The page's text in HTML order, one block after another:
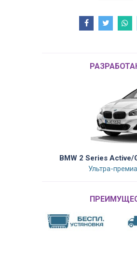
BMW 2 Series
Ультра-